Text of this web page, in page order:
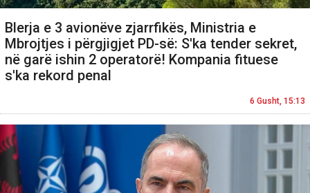
Blerja e 3 avionëve zjarrfikës, Ministria e
Mbrojtjes i përgjigjet PD-së: S'ka tender sekret,
në garë ishin 2 operatorë! Kompania fituese
s'ka rekord penal
6 Gusht, 15:13